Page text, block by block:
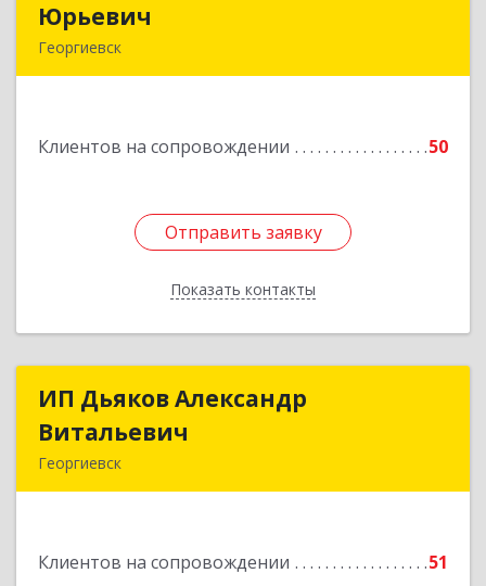
Юрьевич
Георгиевск
Клиентов на сопровождении 50
Отправить заявку
Показать контакты
Отправить заявку
Назад
ИП Дьяков Александр
Витальевич
Георгиевск
Клиентов на сопровождении 51
ИП Дьяков Александр